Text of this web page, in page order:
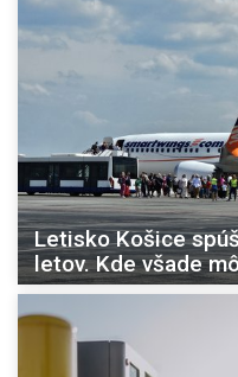
Letisko Košice
letov. Kde všade